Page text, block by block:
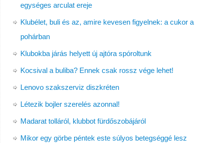
egységes arculat ereje
Klubélet, buli és az, amire kevesen figyelnek: a cukor a
pohárban
Klubokba járás helyett új ajtóra spóroltunk
Kocsival a buliba? Ennek csak rossz vége lehet!
Lenovo szakszerviz diszkréten
Létezik bojler szerelés azonnal!
Madarat tolláról, klubbot fürdőszobájáról
Mikor egy görbe péntek este súlyos betegséggé lesz